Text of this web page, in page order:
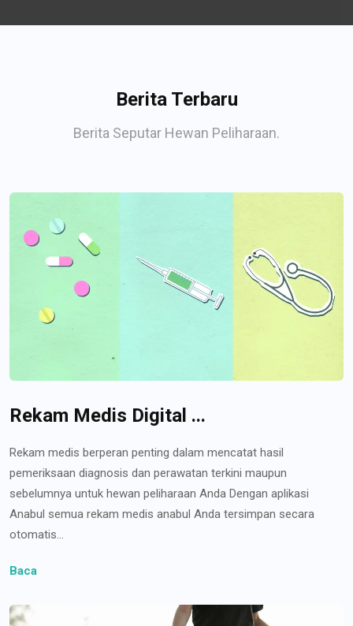
Berita Terbaru
Berita Seputar Hewan Peliharaan.
Rekam Medis Digital ...
Rekam medis berperan penting dalam mencatat hasil
pemeriksaan diagnosis dan perawatan terkini maupun
sebelumnya untuk hewan peliharaan Anda Dengan aplikasi
Anabul semua rekam medis anabul Anda tersimpan secara
otomatis...
Baca